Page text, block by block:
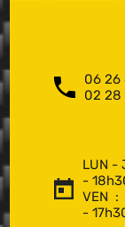
06 26
02 28
LUN
-
-